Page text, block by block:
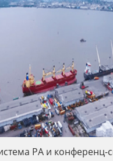
PA и конференц-